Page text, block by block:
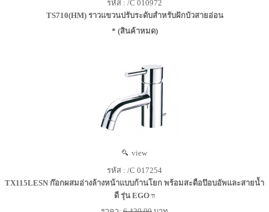
รหัส : /C 010972
TS710(HM) ราวแขวนปรับระดับสำหรับฝักบัวสายอ่อน
* (สินค้าหมด)
view
รหัส : /C 017254
TX115LESN ก๊อกผสมอ่างล้างหน้าแบบก้านโยก พร้อมสะดือป๊อบอัพและสายน้ำ
ดี รุ่น EGO װ